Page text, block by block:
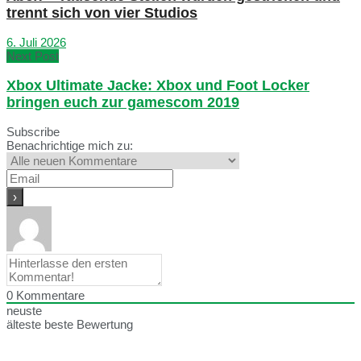
trennt sich von vier Studios
6. Juli 2026
Next Post
Xbox Ultimate Jacke: Xbox und Foot Locker
bringen euch zur gamescom 2019
Subscribe
Benachrichtige mich zu:
0 Kommentare
neuste
älteste beste Bewertung